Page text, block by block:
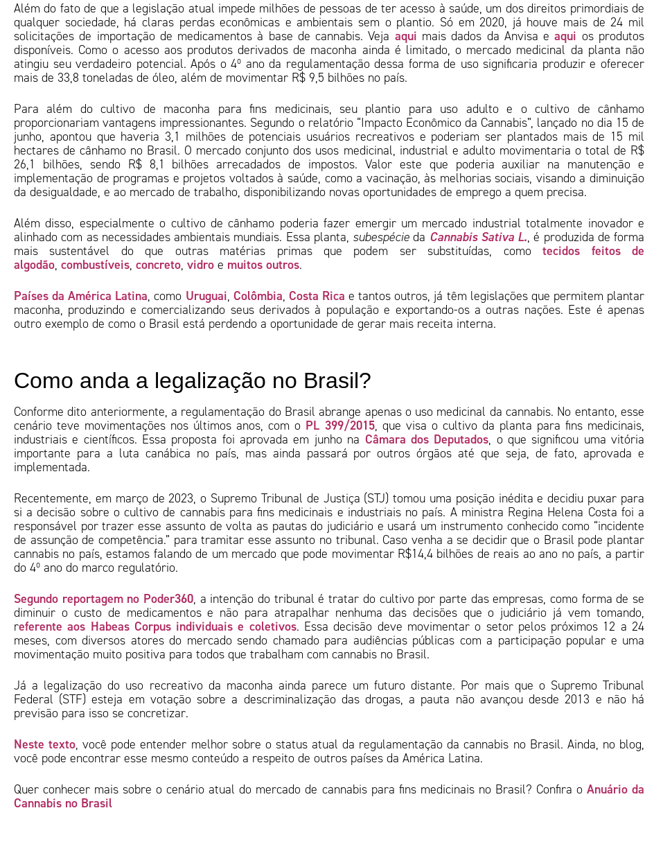
Além do fato de que a legislação atual impede milhões de pessoas de ter acesso à saúde, um dos direitos primordiais de
qualquer sociedade, há claras perdas econômicas e ambientais sem o plantio. Só em 2020, já houve mais de 24 mil
solicitações de importação de medicamentos à base de cannabis. Veja aqui mais dados da Anvisa eaqui os produtos
disponíveis. Como o acesso aos produtos derivados de maconha ainda é limitado, o mercado medicinal da planta não
atingiu seu verdadeiro potencial. Após o 4º ano da regulamentação dessa forma de uso significaria produzir e oferecer
mais de 33,8 toneladas de óleo, além de movimentar R$ 9,5 bilhões no país.
Para além do cultivo de maconha para fins medicinais, seu plantio para uso adulto e o cultivo de cânhamo
proporcionariam vantagens impressionantes. Segundo o relatório “Impacto Econômico da Cannabis”, lançado no dia 15 de
junho, apontou que haveria 3,1 milhões de potenciais usuários recreativos e poderiam ser plantados mais de 15 mil
hectares de cânhamo no Brasil. O mercado conjunto dos usos medicinal, industrial e adulto movimentaria o total de R$
26,1 bilhões, sendo R$ 8,1 bilhões arrecadados de impostos. Valor este que poderia auxiliar na manutenção e
implementação de programas e projetos voltados à saúde, como a vacinação, às melhorias sociais, visando a diminuição
da desigualdade, e ao mercado de trabalho, disponibilizando novas oportunidades de emprego a quem precisa.
Além disso, especialmente o cultivo de cânhamo poderia fazer emergir um mercado industrial totalmente inovador e
alinhado com as necessidades ambientais mundiais. Essa planta, subespécie da Cannabis Sativa L., é produzida de forma
mais sustentável do que outras matérias primas que podem ser substituídas, comotecidos feitos de
algodão, combustíveis, concreto, vidro e muitos outros.
Países da América Latina, como Uruguai, Colômbia, Costa Rica e tantos outros, já têm legislações que permitem plantar
maconha, produzindo e comercializando seus derivados à população e exportando-os a outras nações. Este é apenas
outro exemplo de como o Brasil está perdendo a oportunidade de gerar mais receita interna.
Como anda a legalização no Brasil?
Conforme dito anteriormente, a regulamentação do Brasil abrange apenas o uso medicinal da cannabis. No entanto, esse
cenário teve movimentações nos últimos anos, com o PL 399/2015, que visa o cultivo da planta para fins medicinais,
industriais e científicos. Essa proposta foi aprovada em junho na Câmara dos Deputados, o que significou uma vitória
importante para a luta canábica no país, mas ainda passará por outros órgãos até que seja, de fato, aprovada e
implementada.
Recentemente, em março de 2023, o Supremo Tribunal de Justiça (STJ) tomou uma posição inédita e decidiu puxar para
si a decisão sobre o cultivo de cannabis para fins medicinais e industriais no país. A ministra Regina Helena Costa foi a
responsável por trazer esse assunto de volta as pautas do judiciário e usará um instrumento conhecido como “incidente
de assunção de competência.” para tramitar esse assunto no tribunal. Caso venha a se decidir que o Brasil pode plantar
cannabis no país, estamos falando de um mercado que pode movimentar R$14,4 bilhões de reais ao ano no país, a partir
do 4º ano do marco regulatório.
Segundo reportagem no Poder360, a intenção do tribunal é tratar do cultivo por parte das empresas, como forma de se
diminuir o custo de medicamentos e não para atrapalhar nenhuma das decisões que o judiciário já vem tomando,
referente aos Habeas Corpus individuais e coletivos. Essa decisão deve movimentar o setor pelos próximos 12 a 24
meses, com diversos atores do mercado sendo chamado para audiências públicas com a participação popular e uma
movimentação muito positiva para todos que trabalham com cannabis no Brasil.
Já a legalização do uso recreativo da maconha ainda parece um futuro distante. Por mais que o Supremo Tribunal
Federal (STF) esteja em votação sobre a descriminalização das drogas, a pauta não avançou desde 2013 e não há
previsão para isso se concretizar.
Neste texto, você pode entender melhor sobre o status atual da regulamentação da cannabis no Brasil. Ainda, no blog,
você pode encontrar esse mesmo conteúdo a respeito de outros países da América Latina.
Quer conhecer mais sobre o cenário atual do mercado de cannabis para fins medicinais no Brasil? Confira oAnuário da
Cannabis no Brasil